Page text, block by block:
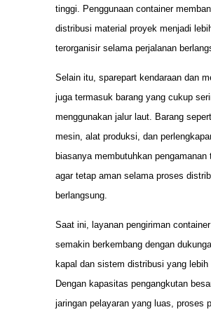
tinggi. Penggunaan container
distribusi material proyek menjadi
terorganisir selama perjalanan
Selain itu, sparepart kendaraan dan
juga termasuk barang yang cukup
menggunakan jalur laut. Barang
mesin, alat produksi, dan
biasanya membutuhkan pengamanan
agar tetap aman selama proses
berlangsung.
Saat ini, layanan pengiriman
semakin berkembang dengan
kapal dan sistem distribusi yang lebih
Dengan kapasitas pengangkutan
jaringan pelayaran yang luas, proses